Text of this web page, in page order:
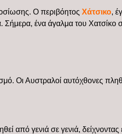
Ο περιβόητος Χάτσικο,
Σήμερα, ένα άγαλμα του
Οι Αυστραλοί αυτόχθονες
από γενιά σε γενιά,